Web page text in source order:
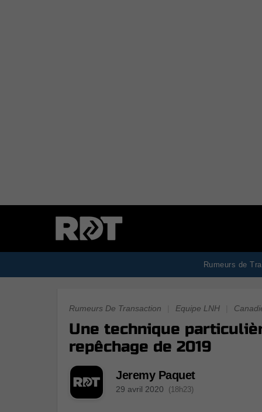
Rumeurs de
Rumeurs De Transaction Equipe LNH
Une technique
repêchage de 2019
Jeremy Paquet
29 avril 2020 (18h23)